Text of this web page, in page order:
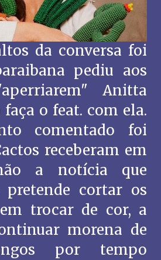
da conversa foi
pediu aos
Anitta
o feat. com ela.
comentado foi
receberam em
a notícia que
pretende cortar os
trocar de cor, a
morena de
por tempo